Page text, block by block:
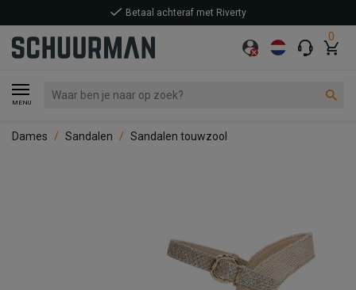
0
MENU
Betaal achteraf met Riverty
Dames Sandalen Sandalen touwzool